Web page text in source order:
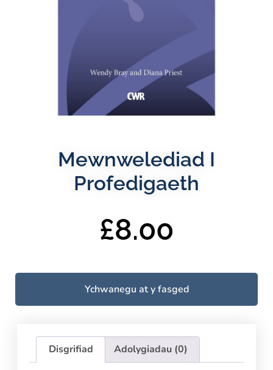
Mewnwelediad I
Profedigaeth
£8.00
Ychwanegu at y fasged
Disgrifiad Adolygiadau (0)